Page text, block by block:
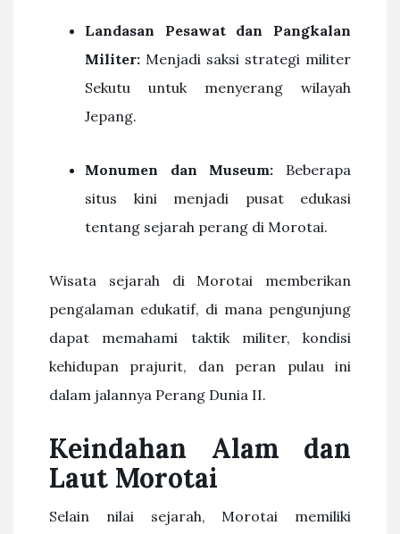
Landasan Pesawat dan Pangkalan
Militer: Menjadi saksi strategi militer
Sekutu untuk menyerang wilayah
Jepang.
Monumen dan Museum: Beberapa
situs kini menjadi pusat edukasi
tentang sejarah perang di Morotai.
Wisata sejarah di Morotai memberikan
pengalaman edukatif, di mana pengunjung
dapat memahami taktik militer, kondisi
kehidupan prajurit, dan peran pulau ini
dalam jalannya Perang Dunia II.
Keindahan Alam dan
Laut Morotai
Selain nilai sejarah, Morotai memiliki